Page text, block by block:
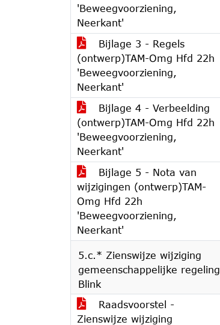
'Beweegvoorziening,
Neerkant'
Bijlage 3 - Regels
(ontwerp)TAM-Omg Hfd 22h
'Beweegvoorziening,
Neerkant'
Bijlage 4 - Verbeelding
(ontwerp)TAM-Omg Hfd 22h
'Beweegvoorziening,
Neerkant'
Bijlage 5 - Nota van
wijzigingen (ontwerp)TAM-
Omg Hfd 22h
'Beweegvoorziening,
Neerkant'
5.c.* Zienswijze wijziging
gemeenschappelijke regeling
Blink
Raadsvoorstel -
Zienswijze wijziging